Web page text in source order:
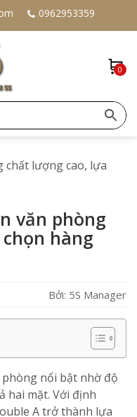
0962953359
0
chất lượng cao, lựa
văn phòng
hàng
Bởi: 5S Manager
nổi bật nhờ độ
hai mặt. Với định
A trở thành lựa